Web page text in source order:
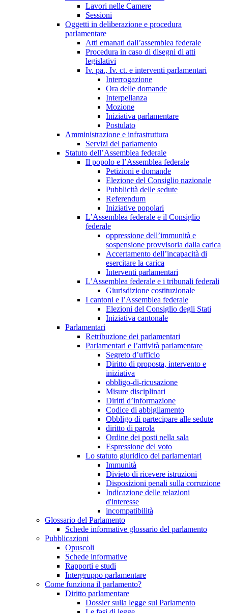
Lavori nelle Camere
Sessioni
Oggetti in deliberazione e procedura
parlamentare
Atti emanati dall’assemblea federale
Procedura in caso di disegni di atti
legislativi
Iv. pa., Iv. ct. e interventi parlamentari
Interrogazione
Ora delle domande
Interpellanza
Mozione
Iniziativa parlamentare
Postulato
Amministrazione e infrastruttura
Servizi del parlamento
Statuto dell’Assemblea federale
Il popolo e l’Assemblea federale
Petizioni e domande
Elezione del Consiglio nazionale
Pubblicità delle sedute
Referendum
Iniziative popolari
L’Assemblea federale e il Consiglio
federale
oppressione dell’immunità e
sospensione provvisoria dalla carica
Accertamento dell’incapacità di
esercitare la carica
Interventi parlamentari
L’Assemblea federale e i tribunali federali
Giurisdizione costituzionale
I cantoni e l’Assemblea federale
Elezioni del Consiglio degli Stati
Iniziativa cantonale
Parlamentari
Retribuzione dei parlamentari
Parlamentari e l’attività parlamentare
Segreto d’ufficio
Diritto di proposta, intervento e
iniziativa
obbligo-di-ricusazione
Misure disciplinari
Diritti d’informazione
Codice di abbigliamento
Obbligo di partecipare alle sedute
diritto di parola
Ordine dei posti nella sala
Espressione del voto
Lo statuto giuridico dei parlamentari
Immunità
Divieto di ricevere istruzioni
Disposizioni penali sulla corruzione
Indicazione delle relazioni
d'interesse
incompatibilità
Glossario del Parlamento
Schede informative glossario del parlamento
Pubblicazioni
Opuscoli
Schede informative
Rapporti e studi
Intergruppo parlamentare
Come funziona il parlamento?
Diritto parlamentare
Dossier sulla legge sul Parlamento